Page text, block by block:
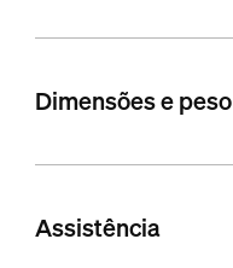
Dimensões e
Assistência